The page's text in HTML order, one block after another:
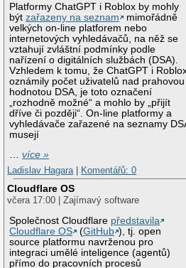
Platformy ChatGPT i Roblox by mohly
býtzařazeny na seznam
mimořádně
velkých on-line platforem nebo
internetových vyhledávačů, na něž se
vztahují zvláštní podmínky podle
nařízení o digitálních službách (DSA).
Vzhledem k tomu, že ChatGPT i
oznámily počet uživatelů nad prahovou
hodnotou DSA, je toto označení
„rozhodně možné“ a mohlo by „přijít
dříve či později“. On-line platformy a
vyhledávače zařazené na seznamy
musejí
…více »
Ladislav Hagara
Komentářů: 0
Cloudflare OS
včera 17:00 | Zajímavý software
Společnost Cloudflare představila
Cloudflare OS
(GitHub ), tj. open
source platformu navrženou pro
integraci umělé inteligence (agentů)
přímo do pracovních procesů